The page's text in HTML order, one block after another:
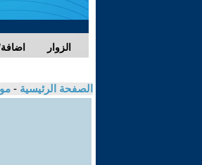
الزوار
الصفحة الرئيسية -